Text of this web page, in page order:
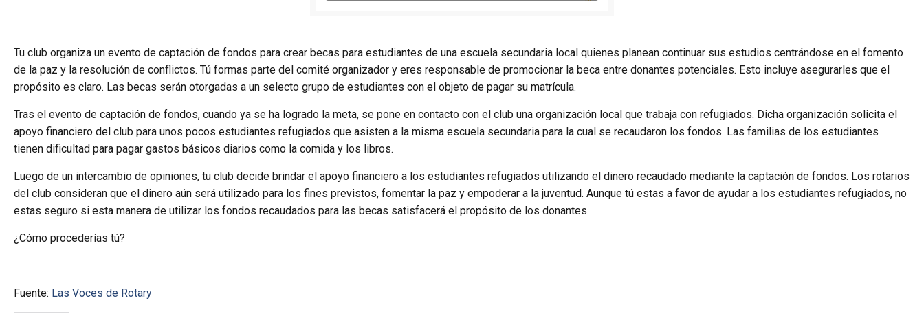
Tu club organiza un evento de captación de fondos para crear becas para estudiantes de una escuela secundaria local quienes planean continuar sus estudios centrándose en el fomento
de la paz y la resolución de conflictos. Tú formas parte del comité organizador y eres responsable de promocionar la beca entre donantes potenciales. Esto incluye asegurarles que el
propósito es claro. Las becas serán otorgadas a un selecto grupo de estudiantes con el objeto de pagar su matrícula.
Tras el evento de captación de fondos, cuando ya se ha logrado la meta, se pone en contacto con el club una organización local que trabaja con refugiados. Dicha organización solicita el
apoyo financiero del club para unos pocos estudiantes refugiados que asisten a la misma escuela secundaria para la cual se recaudaron los fondos. Las familias de los estudiantes
tienen dificultad para pagar gastos básicos diarios como la comida y los libros.
Luego de un intercambio de opiniones, tu club decide brindar el apoyo financiero a los estudiantes refugiados utilizando el dinero recaudado mediante la captación de fondos. Los rotarios
del club consideran que el dinero aún será utilizado para los fines previstos, fomentar la paz y empoderar a la juventud. Aunque tú estas a favor de ayudar a los estudiantes refugiados, no
estas seguro si esta manera de utilizar los fondos recaudados para las becas satisfacerá el propósito de los donantes.
¿Cómo procederías tú?
Fuente: Las Voces de Rotary